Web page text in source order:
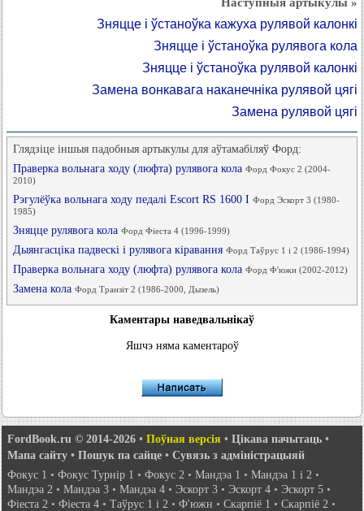
Зняцце і ўстаноўка кажуха рулявой калонкі
Зняцце і ўстаноўка рулявога кола
Зняцце і ўстаноўка рулявой калонкі
Замена вонкавага наканечніка рулявой цягі
Замена рулявой цягі
Глядзіце іншыя падобныя артыкулы для аўтамабіляў Форд:
Праверка вольнага ходу (люфта) рулявога кола Форд Фокус 2 (2004-
2010)
Рэгулёўка вольнага ходу педалі Escort RS 1600 I Форд Эскорт 3 (1980-
1985)
Зняцце рулявога кола Форд Фіеста 4 (1996-1999)
Дыянгасціка падвескі і рулявога кіравання Форд Таўрус 1 і 2 (1986-1994)
Праверка вольнага ходу (люфта) рулявога кола Форд Ф'южн (2002-2012)
Замена кола Форд Транзіт 2 (1986-2000, Дызель)
Каментары наведвальнікаў
Яшчэ няма каментароў
FordBook.ru © 2014-2026 • Поўная версія • Цікава пачытаць •
Мапа сайту • Пошук па сайце • Сувязь з адміністрацыяй
Фокус 1 • Фокус Турнір 1 • Фокус 2 • Мандэа 1 • Мандэа 1 і 2 •
Мандэа 2 • Мандэа 3 • Мандэа 4 • Эскорт 3 • Эскорт 4 • Эскорт 5 •
Фіеста 2 • Фіеста 4 • Таўрус 1 і 2 • Ф'южн • Скарпіё 1 • Скарпіё 2 •